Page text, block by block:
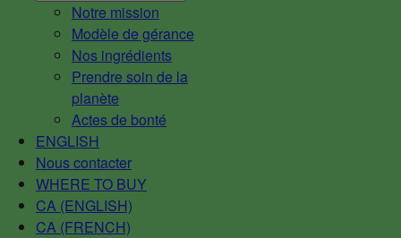
Notre mission
Modèle de gérance
Nos ingrédients
Prendre soin de la
planète
Actes de bonté
ENGLISH
Nous contacter
WHERE TO BUY
CA (ENGLISH)
CA (FRENCH)